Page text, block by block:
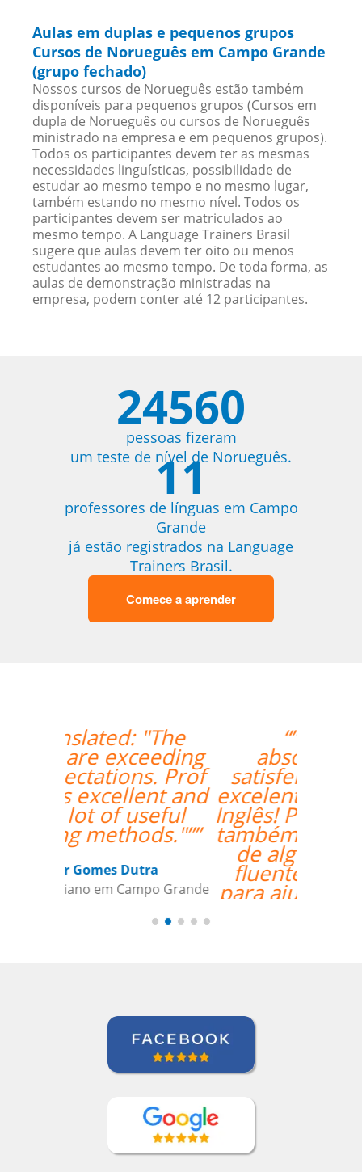
Aulas em duplas e pequenos grupos
Cursos de Norueguês em Campo Grande
(grupo fechado)
Nossos cursos de Norueguês estão também
disponíveis para pequenos grupos (Cursos em
dupla de Norueguês ou cursos de Norueguês
ministrado na empresa e em pequenos grupos).
Todos os participantes devem ter as mesmas
necessidades linguísticas, possibilidade de
estudar ao mesmo tempo e no mesmo lugar,
também estando no mesmo nível. Todos os
participantes devem ser matriculados ao
mesmo tempo. A Language Trainers Brasil
sugere que aulas devem ter oito ou menos
estudantes ao mesmo tempo. De toda forma, as
aulas de demonstração ministradas na
empresa, podem conter até 12 participantes.
24560
pessoas fizeram
um teste de nível de Norueguês.
11
professores de línguas em Campo
Grande
já estão registrados na Language
Trainers Brasil.
Comece a aprender
“”Lila está
absolutamente
satisfeita por ter um
excelente professor de
Inglês! Pontos positivos
também para a seleção
de alguém que fala
fluentemente russo
para ajudai ainda mais
Lila, para aquelas raras
ocasiões em que a
feito!””
Liya Kondratieva
Curso de Inglês em Orlando